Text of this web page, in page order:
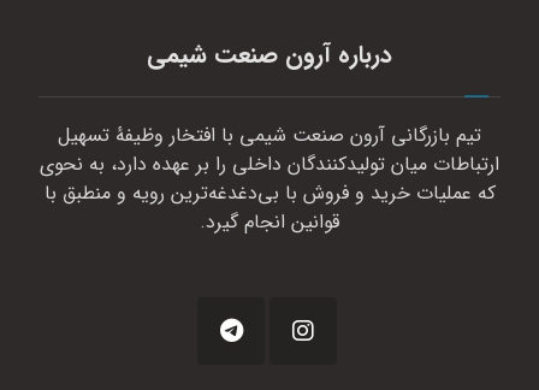
درباره آرون صنعت شیمی
تیم بازرگانی آرون صنعت شیمی با افتخار وظیفهٔ تسهیل
ارتباطات میان تولیدکنندگان داخلی را بر عهده دارد، به نحوی
که عملیات خرید و فروش با بی‌دغدغه‌ترین رویه و منطبق با
قوانین انجام گیرد.